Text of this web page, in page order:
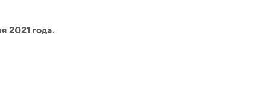
2021 года.